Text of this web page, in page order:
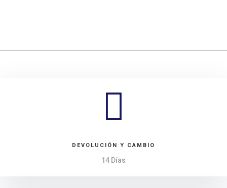

DEVOLUCIÓN Y CAMBIO
14 Días